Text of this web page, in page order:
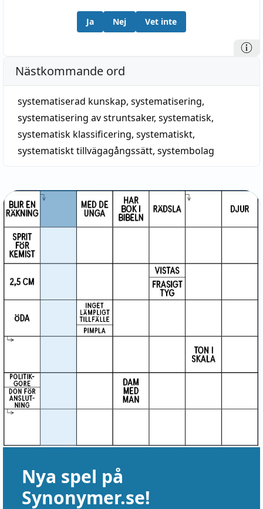
Ja Nej Vet inte
Nästkommande ord
systematiserad kunskap, systematisering,
systematisering av struntsaker, systematisk,
systematisk klassificering, systematiskt,
systematiskt tillvägagångssätt, systembolag
Nya spel på
Synonymer.se!